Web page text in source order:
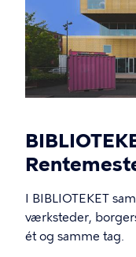
I BIBLIOTEKET
værksteder,
ét og samme tag.